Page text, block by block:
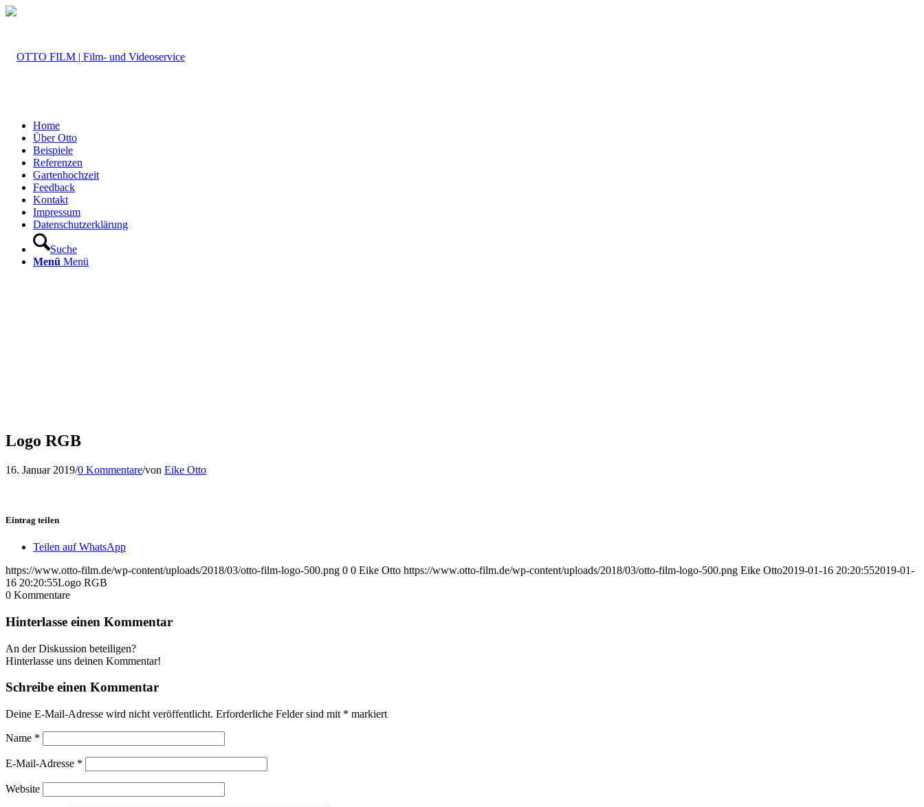
Home
Über Otto
Beispiele
Referenzen
Gartenhochzeit
Feedback
Kontakt
Impressum
Datenschutzerklärung
Suche
Menü Menü
Logo RGB
16. Januar 2019/0 Kommentare/von Eike Otto
Eintrag teilen
Teilen auf WhatsApp
https://www.otto-film.de/wp-content/uploads/2018/03/otto-film-logo-500.png 0 0 Eike Otto https://www.otto-film.de/wp-content/uploads/2018/03/otto-film-logo-500.png Eike Otto2019-01-16 20:20:552019-01-
16 20:20:55Logo RGB
0 Kommentare
Hinterlasse einen Kommentar
An der Diskussion beteiligen?
Hinterlasse uns deinen Kommentar!
Schreibe einen Kommentar
Deine E-Mail-Adresse wird nicht veröffentlicht. Erforderliche Felder sind mit * markiert
Name *
E-Mail-Adresse *
Website